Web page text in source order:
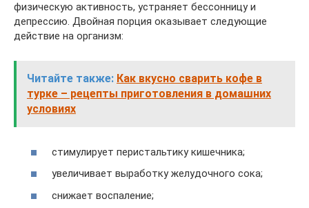
физическую активность, устраняет бессонницу и
депрессию. Двойная порция оказывает следующие
действие на организм:
Читайте также: Как вкусно сварить кофе в
турке – рецепты приготовления в домашних
условиях
стимулирует перистальтику кишечника;
увеличивает выработку желудочного сока;
снижает воспаление;